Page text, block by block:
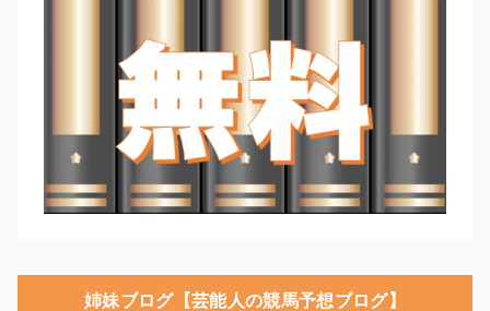
姉妹ブログ【芸能人の競馬予想ブログ】